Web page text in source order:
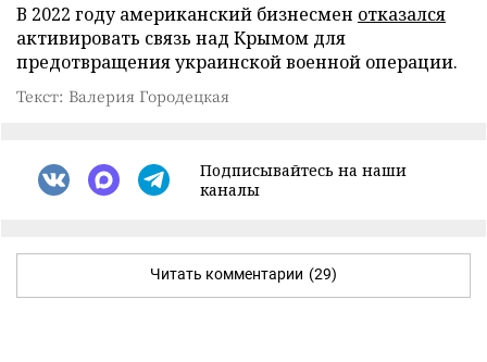
В 2022 году американский бизнесмен отказался
активировать связь над Крымом для
предотвращения украинской военной операции.
Текст: Валерия Городецкая
Подписывайтесь на наши
каналы
Читать комментарии (29)